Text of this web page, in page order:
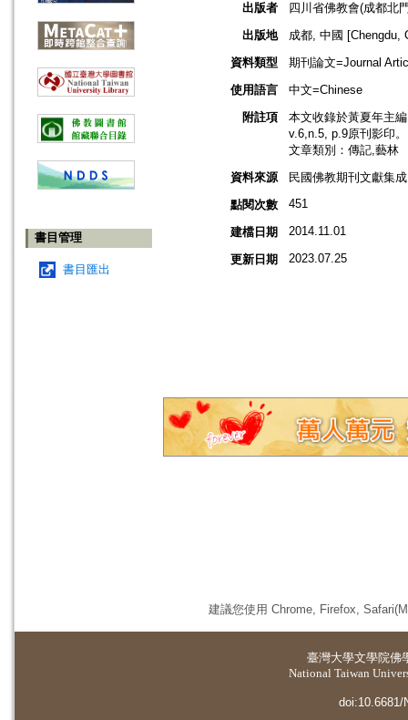
書目管理
書目匯出
出版者
四川省佛教會(成都北
出版地
成都, 中國 [Chengdu,
資料類型
期刊論文=Journal
使用語言
中文=Chinese
附註項
本文收錄於黃夏年主
v.6,n.5, p.9原刊影印。
文章類別：傳記,藝林
資料來源
民國佛教期刊文獻集
點閱次數
451
建檔日期 2014.11.01
更新日期 2023.07.25
建議您使用 Chrome, Firefox,
臺灣大學文學院佛
National Taiwan
doi:10.6681/